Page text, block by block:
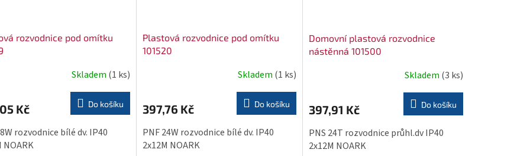
rozvodnice pod omítku
Skladem (1 ks)
Kč Do košíku
rozvodnice bílé dv. IP40
NOARK
Plastová rozvodnice pod omítku
101520
Skladem (1 ks)
397,76 Kč Do košíku
PNF 24W rozvodnice bílé dv. IP40
2x12M NOARK
Domovní plastová rozvodnice
nástěnná 101500
Skladem (3 ks)
397,91 Kč Do košíku
PNS 24T rozvodnice průhl.dv IP40
2x12M NOARK